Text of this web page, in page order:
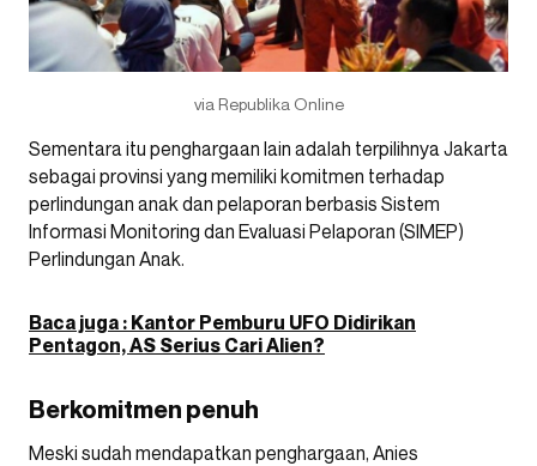
via Republika Online
Sementara itu penghargaan lain adalah terpilihnya Jakarta
sebagai provinsi yang memiliki komitmen terhadap
perlindungan anak dan pelaporan berbasis Sistem
Informasi Monitoring dan Evaluasi Pelaporan (SIMEP)
Perlindungan Anak.
Baca juga : Kantor Pemburu UFO Didirikan
Pentagon, AS Serius Cari Alien?
Berkomitmen penuh
Meski sudah mendapatkan penghargaan, Anies